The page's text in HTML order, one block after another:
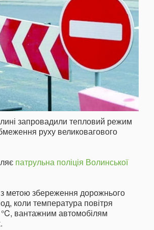
запровадили тепловий режим
руху великовагового
патрульна поліція Волинської
метою збереження дорожнього
коли температура повітря
вантажним автомобілям